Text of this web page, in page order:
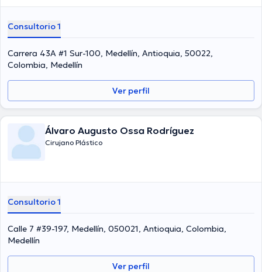
Consultorio 1
Carrera 43A #1 Sur-100, Medellín, Antioquia, 50022,
Colombia, Medellín
Ver perfil
Álvaro Augusto Ossa Rodríguez
Cirujano Plástico
Consultorio 1
Calle 7 #39-197, Medellín, 050021, Antioquia, Colombia,
Medellín
Ver perfil